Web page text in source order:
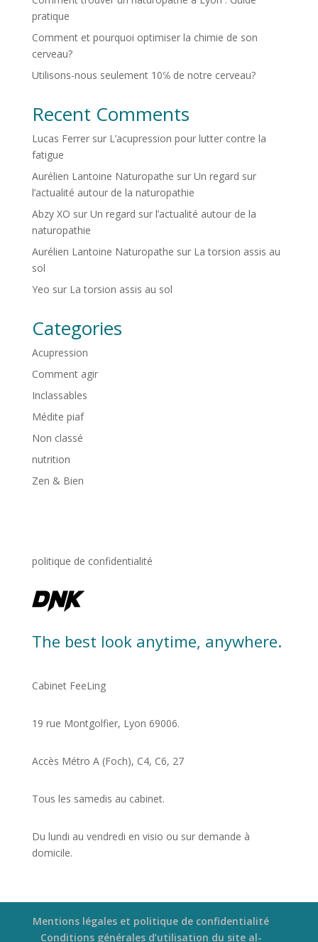
pratique
Comment et pourquoi optimiser la chimie de son
cerveau?
Utilisons-nous seulement 10℅ de notre cerveau?
Recent Comments
Lucas Ferrersur L’acupression pour lutter contre la
fatigue
Aurélien Lantoine Naturopathe sur Un regard sur
l’actualité autour de la naturopathie
Abzy XO sur Un regard sur l’actualité autour de la
naturopathie
Aurélien Lantoine Naturopathe sur La torsion assis au
sol
Yeo sur La torsion assis au sol
Categories
Acupression
Comment agir
Inclassables
Médite piaf
Non classé
nutrition
Zen & Bien
politique de confidentialité
The best look anytime, anywhere.
Cabinet FeeLing
19 rue Montgolfier, Lyon 69006.
Accès Métro A (Foch), C4, C6, 27
Tous les samedis au cabinet.
Du lundi au vendredi en visio ou sur demande à
domicile.
Mentions légales et politique de confidentialité
Conditions générales d’utilisation du site al-